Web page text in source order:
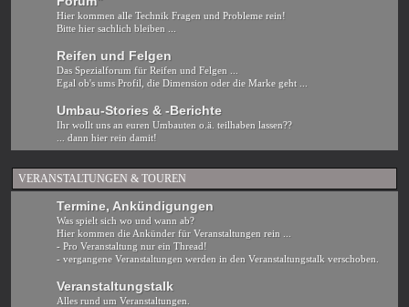
Hier kommen alle Technik Fragen und Probleme rein!
Bitte hier sachlich bleiben ...
Reifen und Felgen
Das Spezialforum für Reifen und Felgen ...
Egal ob's ums Profil, die Dimension oder die Marke geht ...
Umbau-Stories & -Berichte
Ihr wollt uns an euren Umbauten o.ä. teilhaben lassen??
... dann hier rein damit!
VERANSTALTUNGEN & TOUREN
Termine, Ankündigungen
Was spielt sich wo und wann ab?
Hier kommen die Ankünder für Veranstaltungen rein ...
- Pro Veranstaltung nur ein Thread!
- vergangene Veranstaltungen werden in den Veranstaltungstalk verschoben.
Veranstaltungstalk
Alles rund um Veranstaltungen.